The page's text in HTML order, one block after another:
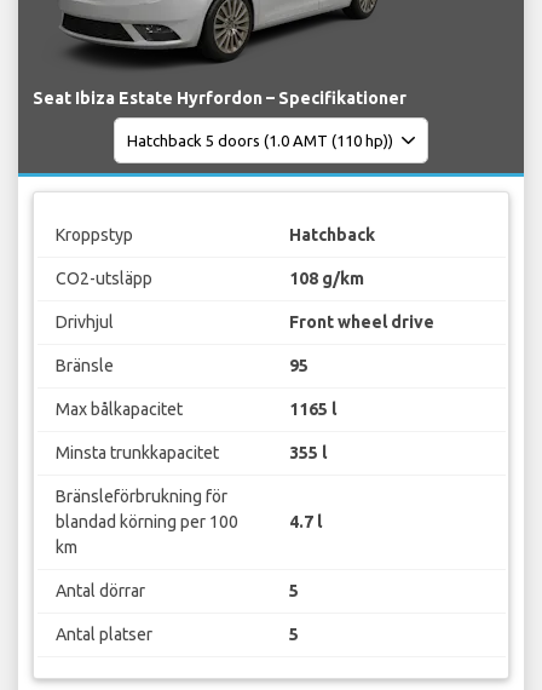
Seat Ibiza Estate Hyrfordon – Specifikationer
Kroppstyp Hatchback
CO2-utsläpp 108 g/km
Drivhjul Front wheel drive
Bränsle 95
Max bålkapacitet 1165 l
Minsta trunkkapacitet 355 l
Bränsleförbrukning för
blandad körning per 100
km
4.7 l
Antal dörrar 5
Antal platser 5